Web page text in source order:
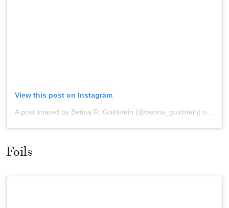
View this post on Instagram
A post shared by Betina R. Goldstein (@betina_goldstein) onSep 14, 2020 at 7:52am PDT
Foils